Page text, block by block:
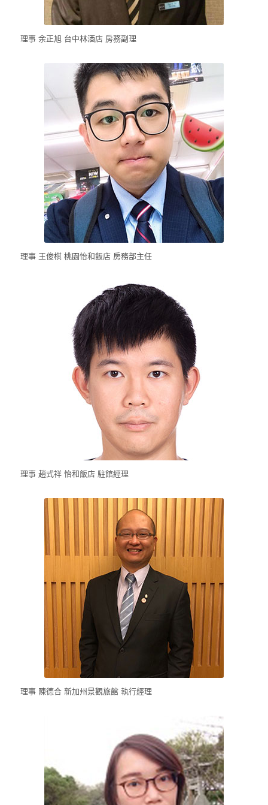
理事 余正旭 台中林酒店 房務副理
理事 王俊棋 桃園怡和飯店 房務部主任
理事 趙式祥 怡和飯店 駐館經理
理事 陳德合 新加州景觀旅館 執行經理